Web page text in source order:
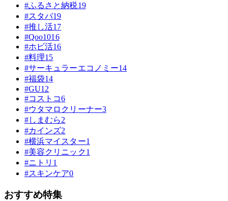
#ふるさと納税19
#スタバ19
#推し活17
#Qoo1016
#ホビ活16
#料理15
#サーキュラーエコノミー14
#福袋14
#GU12
#コストコ6
#ウタマロクリーナー3
#しまむら2
#カインズ2
#横浜マイスター1
#美容クリニック1
#ニトリ 1
#スキンケア0
おすすめ特集